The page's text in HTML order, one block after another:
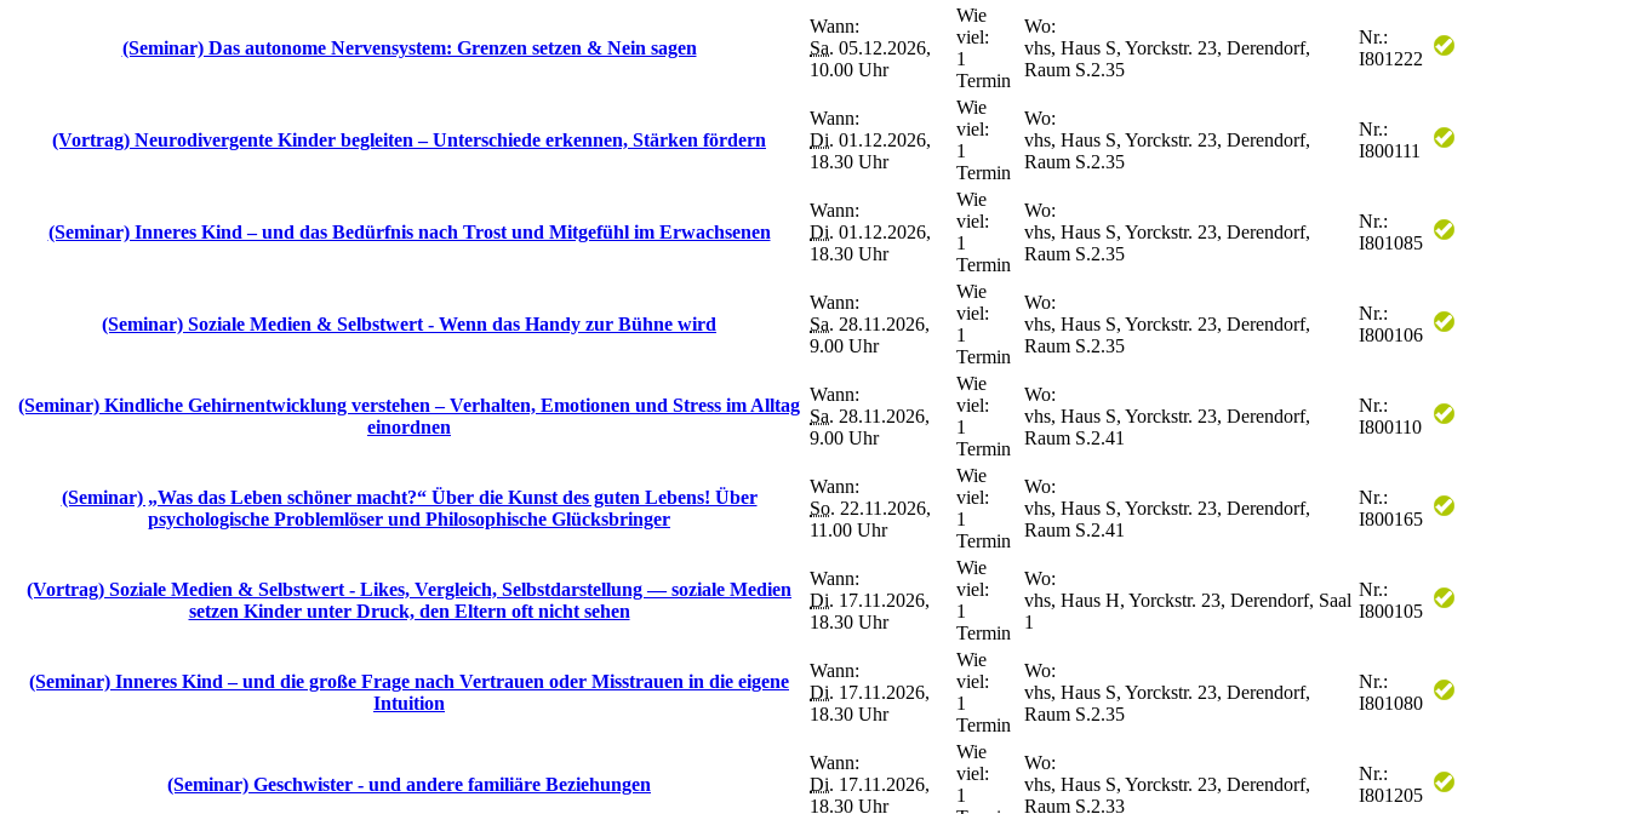
(Seminar) Das autonome Nervensystem: Grenzen setzen & Nein sagen
Wann:
Sa. 05.12.2026,
10.00 Uhr
Wie
viel:
1
Termin
Wo:
vhs, Haus S, Yorckstr. 23, Derendorf,
Raum S.2.35
Nr.:
I801222
(Vortrag) Neurodivergente Kinder begleiten – Unterschiede erkennen, Stärken fördern
Wann:
Di. 01.12.2026,
18.30 Uhr
Wie
viel:
1
Termin
Wo:
vhs, Haus S, Yorckstr. 23, Derendorf,
Raum S.2.35
Nr.:
I800111
(Seminar) Inneres Kind – und das Bedürfnis nach Trost und Mitgefühl im Erwachsenen
Wann:
Di. 01.12.2026,
18.30 Uhr
Wie
viel:
1
Termin
Wo:
vhs, Haus S, Yorckstr. 23, Derendorf,
Raum S.2.35
Nr.:
I801085
(Seminar) Soziale Medien & Selbstwert - Wenn das Handy zur Bühne wird
Wann:
Sa. 28.11.2026,
9.00 Uhr
Wie
viel:
1
Termin
Wo:
vhs, Haus S, Yorckstr. 23, Derendorf,
Raum S.2.35
Nr.:
I800106
(Seminar) Kindliche Gehirnentwicklung verstehen – Verhalten, Emotionen und Stress im Alltag
einordnen
Wann:
Sa. 28.11.2026,
9.00 Uhr
Wie
viel:
1
Termin
Wo:
vhs, Haus S, Yorckstr. 23, Derendorf,
Raum S.2.41
Nr.:
I800110
(Seminar) „Was das Leben schöner macht?“ Über die Kunst des guten Lebens! Über
psychologische Problemlöser und Philosophische Glücksbringer
Wann:
So. 22.11.2026,
11.00 Uhr
Wie
viel:
1
Termin
Wo:
vhs, Haus S, Yorckstr. 23, Derendorf,
Raum S.2.41
Nr.:
I800165
(Vortrag) Soziale Medien & Selbstwert - Likes, Vergleich, Selbstdarstellung — soziale Medien
setzen Kinder unter Druck, den Eltern oft nicht sehen
Wann:
Di. 17.11.2026,
18.30 Uhr
Wie
viel:
1
Termin
Wo:
vhs, Haus H, Yorckstr. 23, Derendorf, Saal
1
Nr.:
I800105
(Seminar) Inneres Kind – und die große Frage nach Vertrauen oder Misstrauen in die eigene
Intuition
Wann:
Di. 17.11.2026,
18.30 Uhr
Wie
viel:
1
Termin
Wo:
vhs, Haus S, Yorckstr. 23, Derendorf,
Raum S.2.35
Nr.:
I801080
(Seminar) Geschwister - und andere familiäre Beziehungen
Wann:
Di. 17.11.2026,
18.30 Uhr
Wie
viel:
1
Wo:
vhs, Haus S, Yorckstr. 23, Derendorf,
Raum S.2.33
Nr.:
I801205